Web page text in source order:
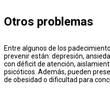
Otros problemas
Entre algunos de los
prevenir están: depresión,
con déficit de atención,
psicóticos. Además, pueden
de obesidad o dificultad para